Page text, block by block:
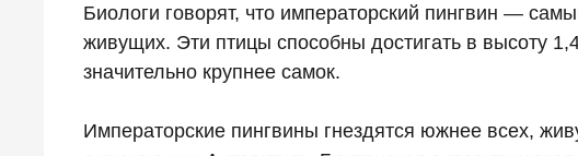
Биологи говорят, что императорский пингвин —
живущих. Эти птицы способны достигать в высоту
значительно крупнее самок.
Императорские пингвины гнездятся южнее всех,